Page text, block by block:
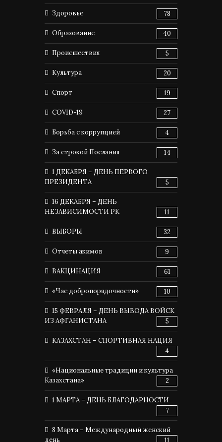
Здоровье 78
Образование 40
Происшествия 5
Культура 20
Спорт 19
COVID-19 27
Борьба с коррупцией 4
За строкой Послания 14
1 ДЕКАБРЯ – ДЕНЬ ПЕРВОГО
ПРЕЗИДЕНТА
5
16 ДЕКАБРЯ – ДЕНЬ
НЕЗАВИСИМОСТИ РК
11
ВЫБОРЫ 32
Отчеты акимов 9
ВАКЦИНАЦИЯ 61
«Час добропорядочности» 10
15 ФЕВРАЛЯ – ДЕНЬ ВЫВОДА ВОЙСК
ИЗ АФГАНИСТАНА
5
КАЗАХСТАН – СПОРТИВНАЯ НАЦИЯ
4
«Национальные традиции и культура
Казахстана»
2
1 МАРТА – ДЕНЬ БЛАГОДАРНОСТИ
7
8 Марта – Международный женский
день
11